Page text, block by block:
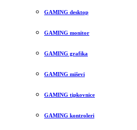
GAMING desktop
GAMING monitor
GAMING grafika
GAMING miševi
GAMING tipkovnice
GAMING kontroleri